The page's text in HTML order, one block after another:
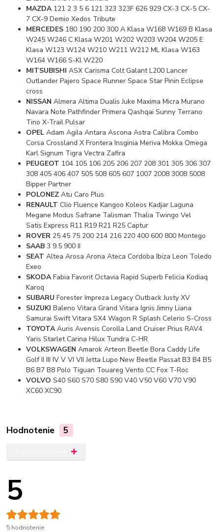
MAZDA121 2 3 5 6 121 323 323F 626 929 CX-3 CX-5 CX-
7 CX-9 Demio Xedos Tribute
MERCEDES 180 190 200 300 A Klasa W168 W169 B Klasa
W245 W246 C Klasa W201 W202 W203 W204 W205 E
Klasa W123 W124 W210 W211 W212 ML Klasa W163
W164 W166 S-Kl W220
MITSUBISHI ASX Carisma Colt Galant L200 Lancer
Outlander Pajero Space Runner Space Star Pinin Eclipse
cross
NISSAN Almera Altima Dualis Juke Maxima Micra Murano
Navara Note Pathfinder Primera Qashqai Sunny Terrano
Tino X-Trail Pulsar
OPEL Adam Agila Antara Ascona Astra Calibra Combo
Corsa Crossland X Frontera Insginia Meriva Mokka Omega
Karl Signum Tigra Vectra Zafira
PEUGEOT 104 105 106 205 206 207 208 301 305 306 307
308 405 406 407 505 508 605 607 1007 2008 3008 5008
Bipper Partner
POLONEZ Atu Caro Plus
RENAULTClio Fluence Kangoo Koleos Kadjar Laguna
Megane Modus Safrane Talisman Thalia Twingo Vel
Satis Express R11 R19 R21 R25 Captur
ROVER 25 45 75 200 214 216 220 400 600 800 Montego
SAAB 3 9.5 900 II
SEAT Altea Arosa Arona Ateca Cordoba Ibiza Leon Toledo
Exeo
SKODAFabia Favorit Octavia Rapid Superb Felicia Kodiaq
Karoq
SUBARUForester Impreza Legacy Outback Justy XV
SUZUKI Baleno Vitara Grand Vitara Ignis Jimny Liana
Samurai Swift Vitara SX4 Wagon R Splash Celerio S-Cross
TOYOTAAuris Avensis Corolla Land Cruiser Prius RAV4
Yaris Starlet Carina Hilux Tundra C-HR
VOLKSWAGEN Amarok Arteon Beetle Bora Caddy Life
Golf II III IV V VI VII Jetta Lupo New Beetle Passat B3 B4 B5
B6 B7 B8 Polo Tiguan Touareg Vento CC Fox T-Roc
VOLVO S40 S60 S70 S80 S90 V40 V50 V60 V70 V90
XC60 XC90
Hodnotenie 5
5
5 hodnotenie